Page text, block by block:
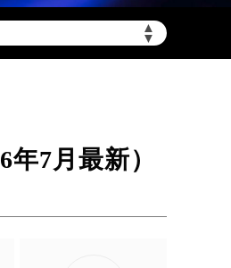
▲
▼
7月最新）